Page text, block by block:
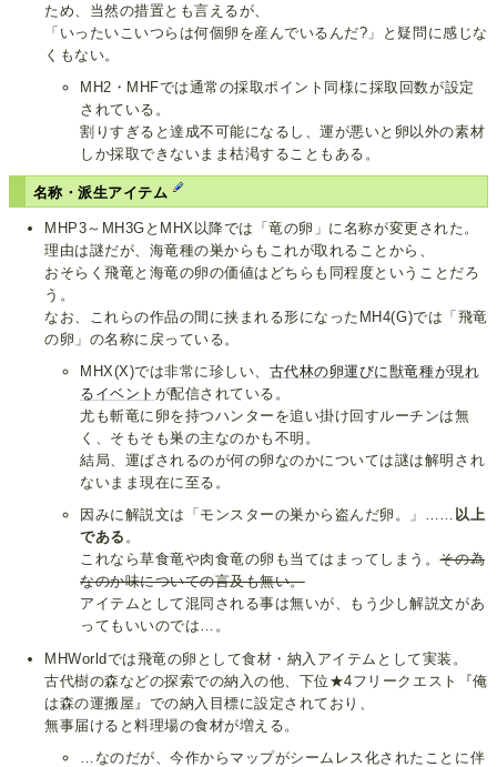
ため、当然の措置とも言えるが、
「いったいこいつらは何個卵を産んでいるんだ?」と疑問に感じな
くもない。
MH2・MHFでは通常の採取ポイント同様に採取回数が設定
されている。
割りすぎると達成不可能になるし、運が悪いと卵以外の素材
しか採取できないまま枯渇することもある。
名称・派生アイテム
MHP3～MH3GとMHX以降では「竜の卵」に名称が変更された。
理由は謎だが、海竜種の巣からもこれが取れることから、
おそらく飛竜と海竜の卵の価値はどちらも同程度ということだろ
う。
なお、これらの作品の間に挟まれる形になったMH4(G)では「飛竜
の卵」の名称に戻っている。
MHX(X)では非常に珍しい、 古代林の卵運びに獣竜種が現れ
るイベント が配信されている。
尤も斬竜に卵を持つハンターを追い掛け回すルーチンは無
く、そもそも巣の主なのかも不明。
結局、運ばされるのが何の卵なのかについては謎は解明され
ないまま現在に至る。
因みに解説文は「モンスターの巣から盗んだ卵。」…… 以上
である 。
これなら草食竜や肉食竜の卵も当てはまってしまう。その為
なのか味についての言及も無い。
アイテムとして混同される事は無いが、もう少し解説文があ
ってもいいのでは…。
MHWorldでは飛竜の卵として食材・納入アイテムとして実装。
古代樹の森などの探索での納入の他、下位★4フリークエスト『俺
は森の運搬屋』での納入目標に設定されており、
無事届けると料理場の食材が増える。
…なのだが、今作からマップがシームレス化されたことに伴